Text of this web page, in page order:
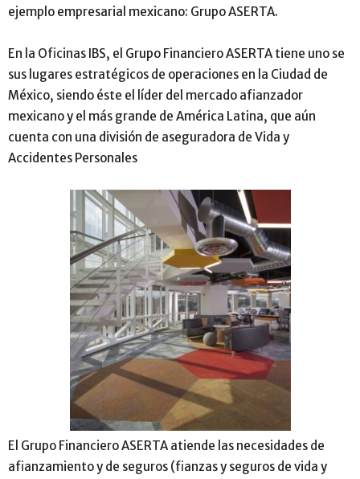
ejemplo empresarial mexicano: Grupo ASERTA.
En la Oficinas IBS, el Grupo Financiero ASERTA tiene uno se
sus lugares estratégicos de operaciones en la Ciudad de
México, siendo éste el líder del mercado afianzador
mexicano y el más grande de América Latina, que aún
cuenta con una división de aseguradora de Vida y
Accidentes Personales
El Grupo Financiero ASERTA atiende las necesidades de
afianzamiento y de seguros (fianzas y seguros de vida y